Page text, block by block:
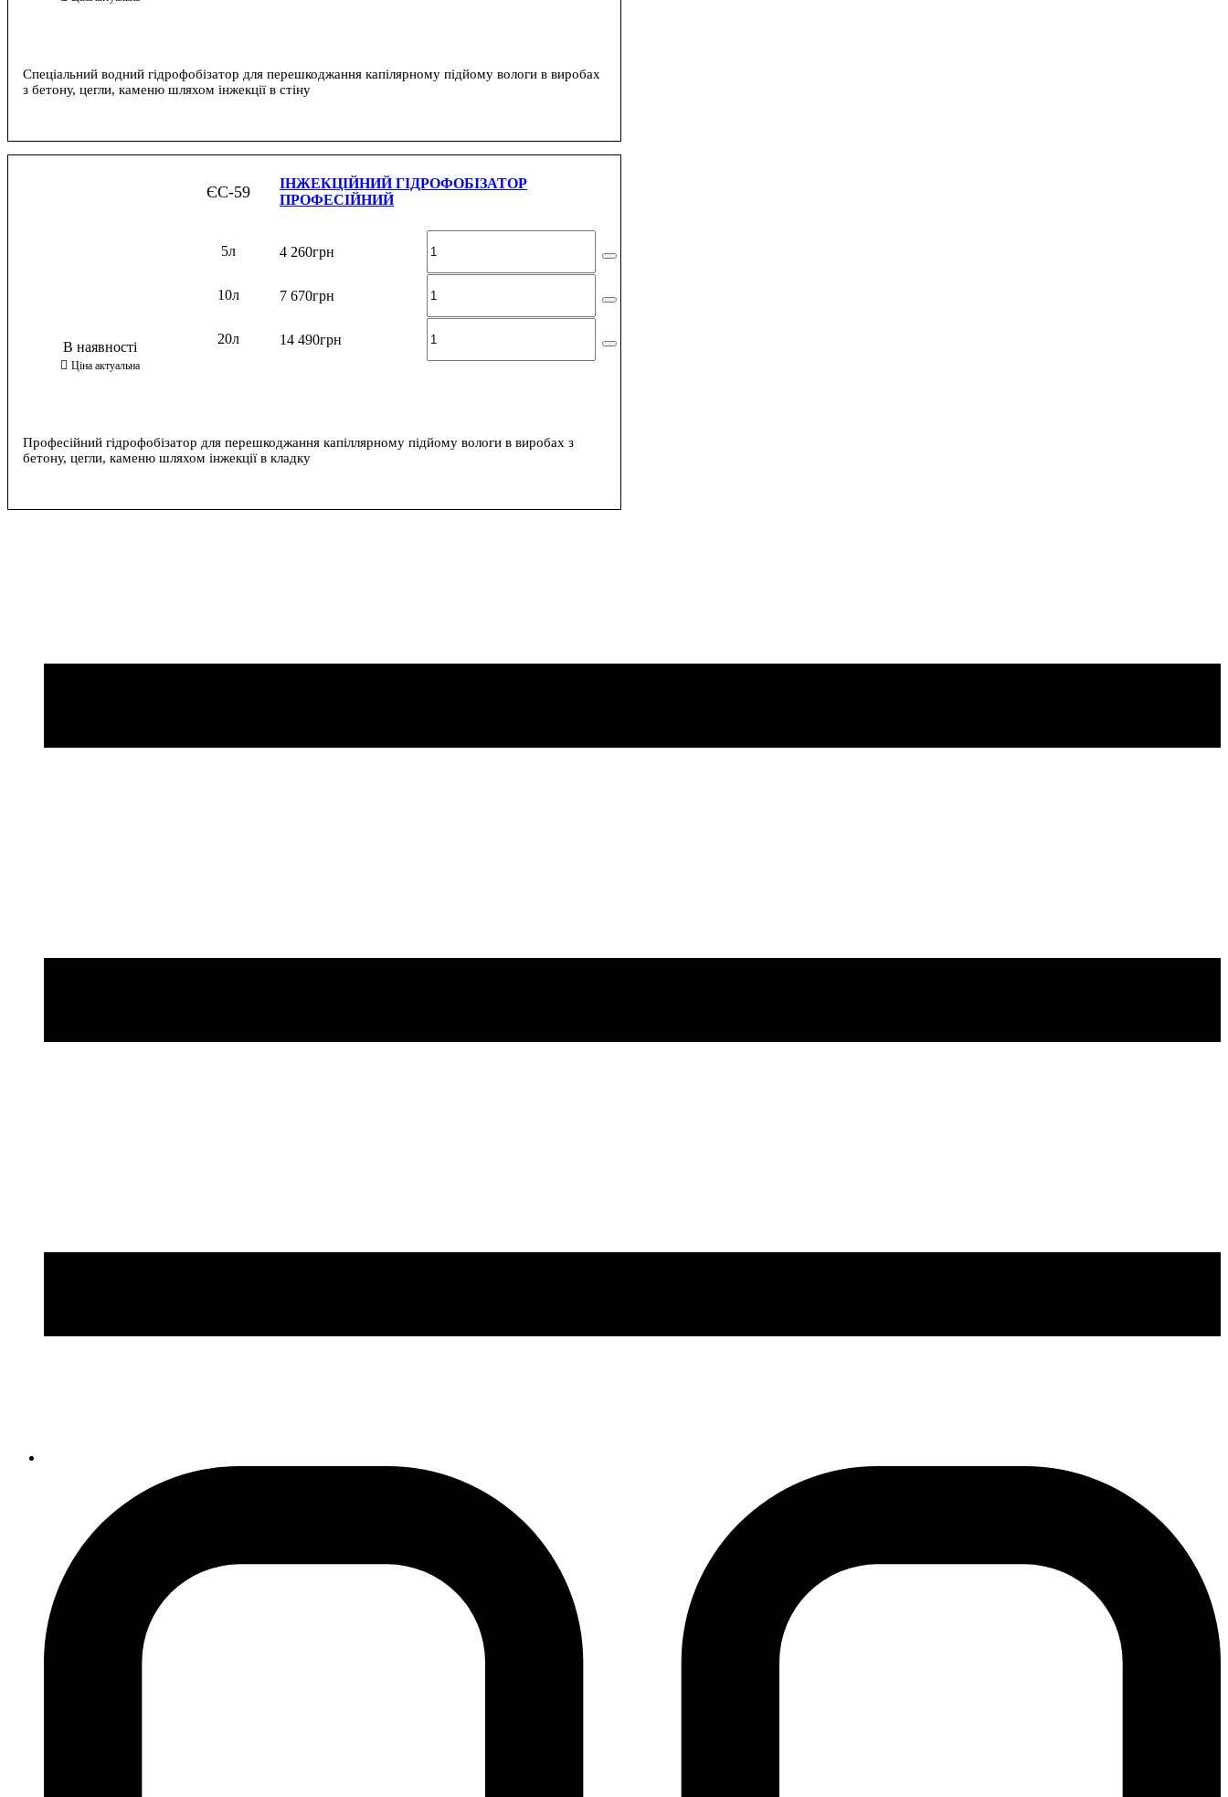
Спеціальний водний гідрофобізатор для перешкоджання капілярному підйому вологи в виробах
з бетону, цегли, каменю шляхом інжекції в стіну
ЄС-59
ІНЖЕКЦІЙНИЙ ГІДРОФОБІЗАТОР
ПРОФЕСІЙНИЙ
5л 4 260грн
10л 7 670грн
20л 14 490грн
Професійний гідрофобізатор для перешкоджання капіллярному підйому вологи в виробах з
бетону, цегли, каменю шляхом інжекції в кладку